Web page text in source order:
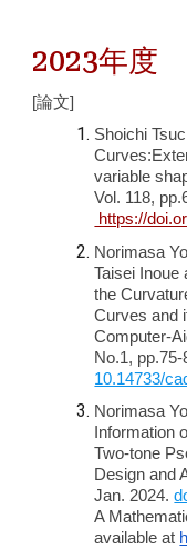
2023年度
[論文]
Shoichi
variable
Vol. 118,
https://
Norimasa
Taisei Inoue
the
Curves and
Computer-
No.1,
10.14733/
Norimasa
Information
Two-tone
Design and
Jan. 2024.
A
available at